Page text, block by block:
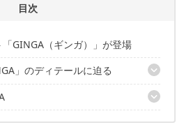
目次
GINGA（ギンガ）」が登場
」のディテールに迫る
煙突ポート」付き